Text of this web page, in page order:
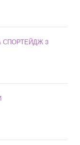
СПОРТЕЙДЖ 3